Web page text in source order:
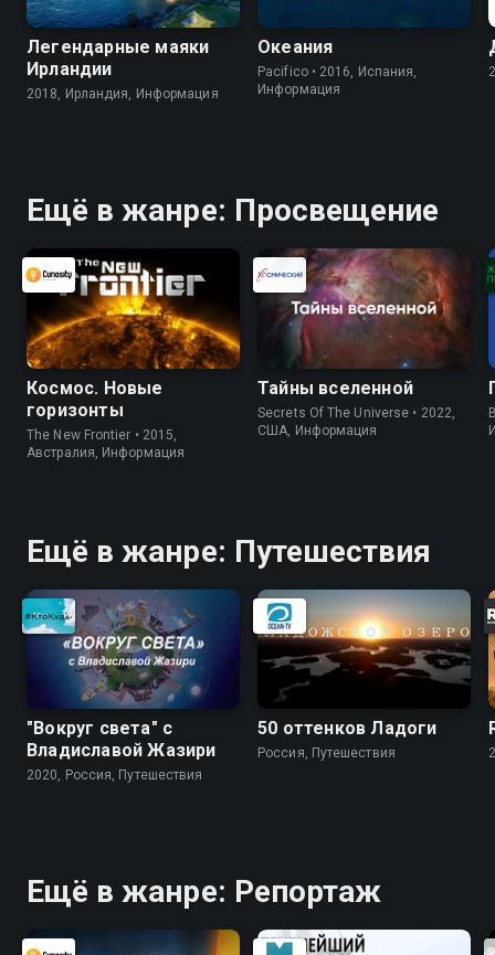
Легендарные маяки
Ирландии
2018, Ирландия, Информация
Океания
Pacifico • 2016, Испания,
Информация
Ещё в жанре: Просвещение
Космос. Новые
горизонты
The New Frontier • 2015,
Австралия, Информация
Тайны вселенной
Secrets Of The Universe • 2022,
США, Информация
Ещё в жанре: Путешествия
"Вокруг света" с
Владиславой Жазири
2020, Россия, Путешествия
50 оттенков Ладоги
Россия, Путешествия
Ещё в жанре: Репортаж